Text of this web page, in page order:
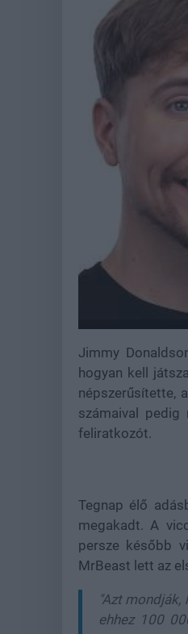
Jimmy
hogyan kell
népszerűsítette,
számaival pedig
feliratkozót.
Tegnap élő
megakadt. A
persze később
MrBeast lett az
"Azt
ehhez 100